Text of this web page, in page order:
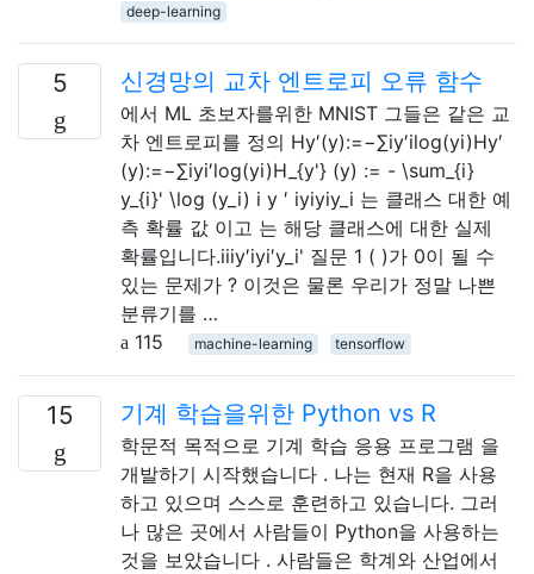
deep-learning
5 신경망의 교차 엔트로피 오류 함수
에서 ML 초보자를위한 MNIST 그들은 같은 교
차 엔트로피를 정의 Hy′(y):=−∑iy′ilog(yi)Hy′
(y):=−∑iyi′log⁡(yi)H_{y'} (y) := - \sum_{i}
y_{i}' \log (y_i) i y ′ iyiyiy_i 는 클래스 대한 예
측 확률 값 이고 는 해당 클래스에 대한 실제
확률입니다.iiiy′iyi′y_i' 질문 1 ( )가 0이 될 수
있는 문제가 ? 이것은 물론 우리가 정말 나쁜
분류기를 …
115
machine-learning tensorflow
15 기계 학습을위한 Python vs R
학문적 목적으로 기계 학습 응용 프로그램 을
개발하기 시작했습니다 . 나는 현재 R을 사용
하고 있으며 스스로 훈련하고 있습니다. 그러
나 많은 곳에서 사람들이 Python을 사용하는
것을 보았습니다 . 사람들은 학계와 산업에서